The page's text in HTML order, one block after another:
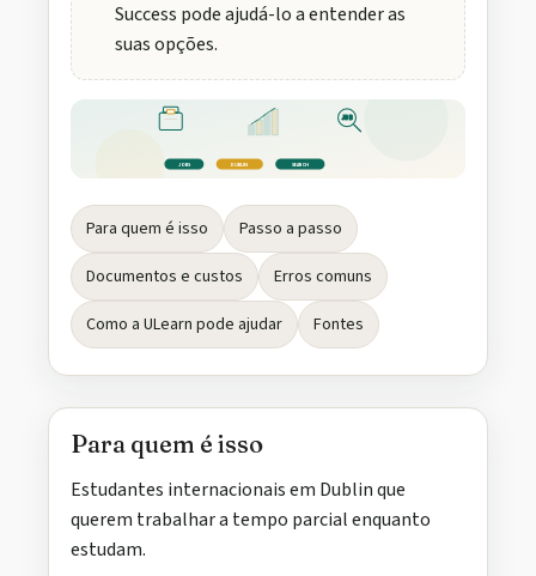
Success pode ajudá-lo a entender as
suas opções.
JOB
JOBS DUBLIN SEARCH
Para quem é isso
Passo a passo
Documentos e custos
Erros comuns
Como a ULearn pode ajudar
Fontes
Para quem é isso
Estudantes internacionais em Dublin que
querem trabalhar a tempo parcial enquanto
estudam.